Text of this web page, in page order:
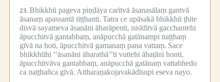
23. Bhikkhū pageva piṇḍāya caritvā āsanasālaṃ gantvā
āsanaṃ apassantā tiṭṭhanti. Tatra ce upāsakā bhikkhū ṭhite
disvā sayameva āsanāni āharāpenti, nisīditvā gacchantehi
āpucchitvā gantabbaṃ, anāpucchā gatānampi naṭṭhaṃ
gīvā na hoti, āpucchitvā gamanaṃ pana vattaṃ. Sace
bhikkhūhi ‘‘āsanāni āharathā’’ti vuttehi āhaṭāni honti,
āpucchitvāva gantabbaṃ, anāpucchā gatānaṃ vattabhedo
ca naṭṭhañca gīvā. Attharaṇakojavakādīsupi eseva nayo.